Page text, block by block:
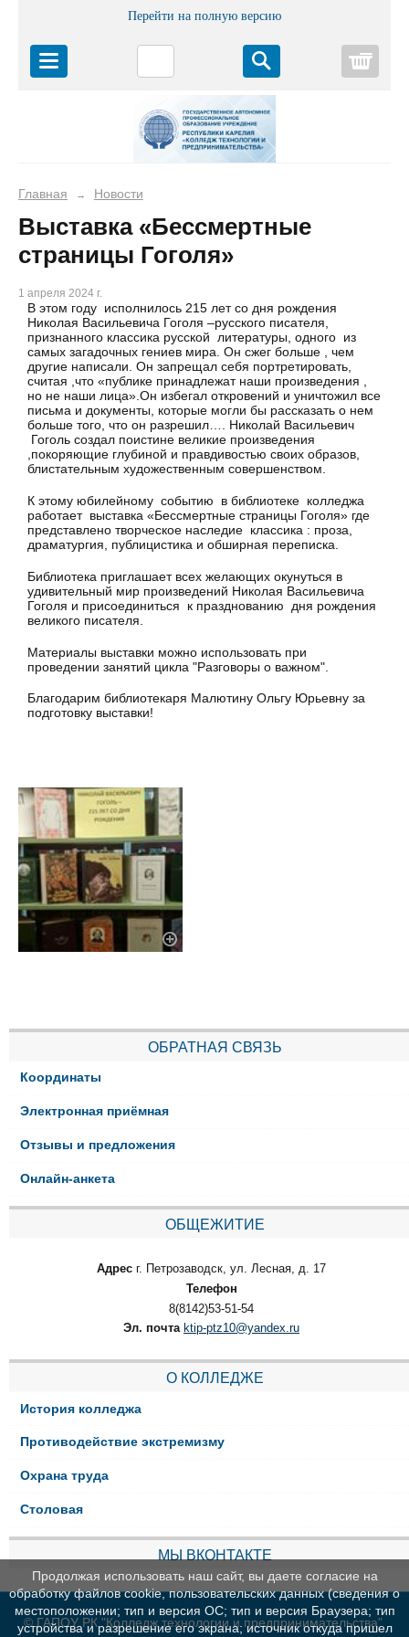
Перейти на полную версию
Главная → Новости
Выставка «Бессмертные
страницы Гоголя»
1 апреля 2024 г.
В этом году исполнилось 215 лет со дня рождения
Николая Васильевича Гоголя –русского писателя,
признанного классика русской литературы, одного из
самых загадочных гениев мира. Он сжег больше , чем
другие написали. Он запрещал себя портретировать,
считая ,что «публике принадлежат наши произведения ,
но не наши лица».Он избегал откровений и уничтожил все
письма и документы, которые могли бы рассказать о нем
больше того, что он разрешил…. Николай Васильевич
Гоголь создал поистине великие произведения
,покоряющие глубиной и правдивостью своих образов,
блистательным художественным совершенством.
К этому юбилейному событию в библиотеке колледжа
работает выставка «Бессмертные страницы Гоголя» где
представлено творческое наследие классика : проза,
драматургия, публицистика и обширная переписка.
Библиотека приглашает всех желающих окунуться в
удивительный мир произведений Николая Васильевича
Гоголя и присоединиться к празднованию дня рождения
великого писателя.
Материалы выставки можно использовать при
проведении занятий цикла "Разговоры о важном".
Благодарим библиотекаря Малютину Ольгу Юрьевну за
подготовку выставки!
ОБРАТНАЯ СВЯЗЬ
Координаты
Электронная приёмная
Отзывы и предложения
Онлайн-анкета
ОБЩЕЖИТИЕ
Адрес г. Петрозаводск, ул. Лесная, д. 17
Телефон
8(8142)53-51-54
Эл. почта ktip-ptz10@yandex.ru
О КОЛЛЕДЖЕ
История колледжа
Противодействие экстремизму
Охрана труда
Столовая
МЫ ВКОНТАКТЕ
© ГАПОУ РК "Колледж технологии и предпринимательства"
Продолжая использовать наш сайт, вы даете согласие на
обработку файлов cookie, пользовательских данных (сведения о
местоположении; тип и версия ОС; тип и версия Браузера; тип
устройства и разрешение его экрана; источник откуда пришел